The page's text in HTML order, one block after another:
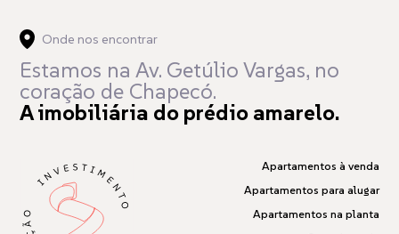
Onde nos encontrar
Estamos na Av. Getúlio Vargas, no
coração de Chapecó.
A imobiliária do prédio amarelo.
Apartamentos à venda
Apartamentos para alugar
Apartamentos na planta